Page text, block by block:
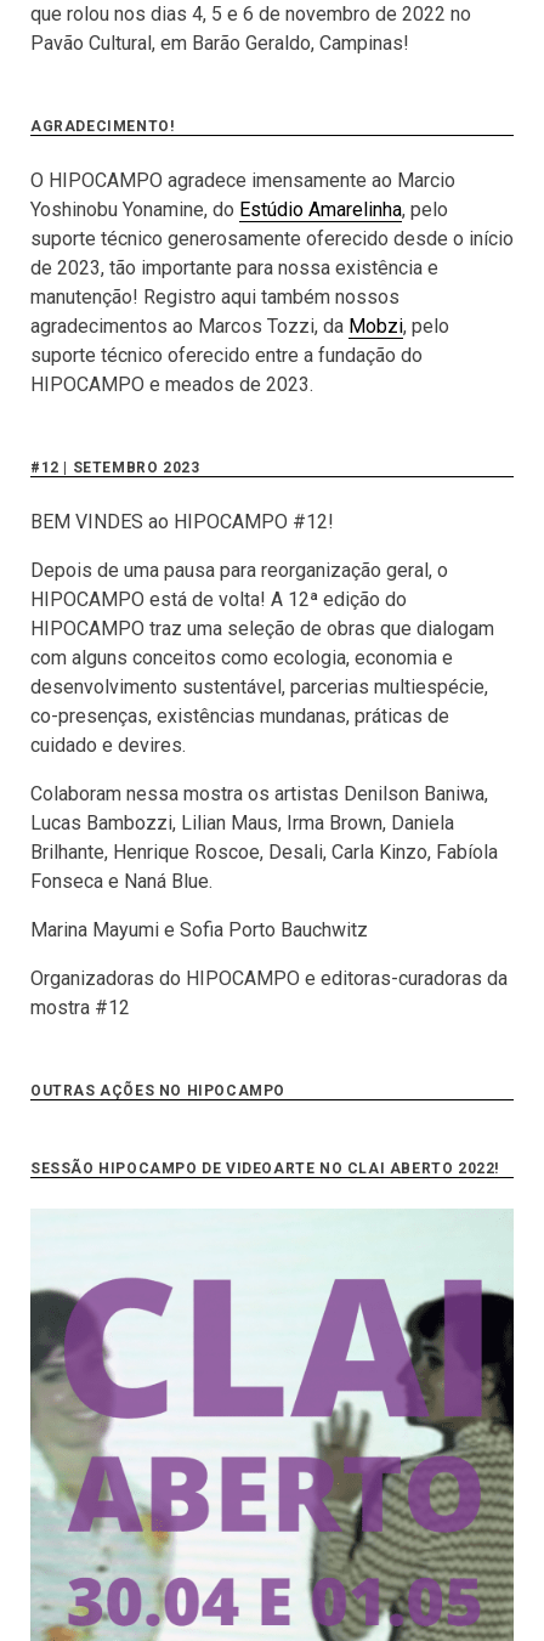
que rolou nos dias 4, 5 e 6 de novembro de 2022 no
Pavão Cultural, em Barão Geraldo, Campinas!
AGRADECIMENTO!
O HIPOCAMPO agradece imensamente ao Marcio
Yoshinobu Yonamine, do Estúdio Amarelinha, pelo
suporte técnico generosamente oferecido desde o início
de 2023, tão importante para nossa existência e
manutenção! Registro aqui também nossos
agradecimentos ao Marcos Tozzi, da Mobzi, pelo
suporte técnico oferecido entre a fundação do
HIPOCAMPO e meados de 2023.
#12 | SETEMBRO 2023
BEM VINDES ao HIPOCAMPO #12!
Depois de uma pausa para reorganização geral, o
HIPOCAMPO está de volta! A 12ª edição do
HIPOCAMPO traz uma seleção de obras que dialogam
com alguns conceitos como ecologia, economia e
desenvolvimento sustentável, parcerias multiespécie,
co-presenças, existências mundanas, práticas de
cuidado e devires.
Colaboram nessa mostra os artistas Denilson Baniwa,
Lucas Bambozzi, Lilian Maus, Irma Brown, Daniela
Brilhante, Henrique Roscoe, Desali, Carla Kinzo, Fabíola
Fonseca e Naná Blue.
Marina Mayumi e Sofia Porto Bauchwitz
Organizadoras do HIPOCAMPO e editoras-curadoras da
mostra #12
OUTRAS AÇÕES NO HIPOCAMPO
SESSÃO HIPOCAMPO DE VIDEOARTE NO CLAI ABERTO 2022!